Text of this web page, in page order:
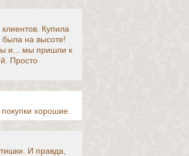
Купила
была на высоте!
и... мы пришли к
Просто
хорошие.
И правда,